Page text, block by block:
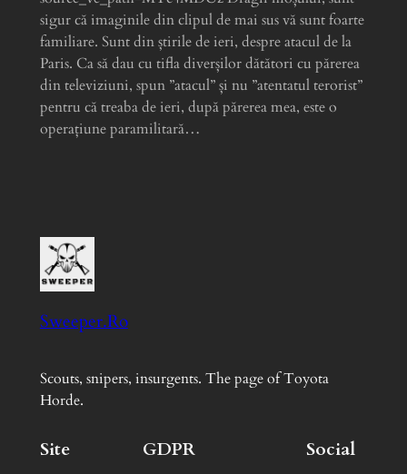
sigur că imaginile din clipul de mai sus vă sunt foarte
familiare. Sunt din știrile de ieri, despre atacul de la
Paris. Ca să dau cu tifla diverșilor dătători cu părerea
din televiziuni, spun ”atacul” și nu ”atentatul terorist”
pentru că treaba de ieri, după părerea mea, este o
operațiune paramilitară…
Sweeper.Ro
Scouts, snipers, insurgents. The page of Toyota
Horde.
Site GDPR Social